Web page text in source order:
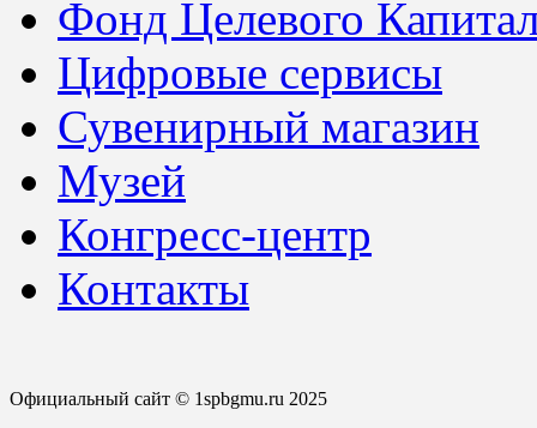
Фонд Целевого
Цифровые сервисы
Сувенирный магазин
Музей
Конгресс-центр
Контакты
Официальный сайт © 1spbgmu.ru 2025